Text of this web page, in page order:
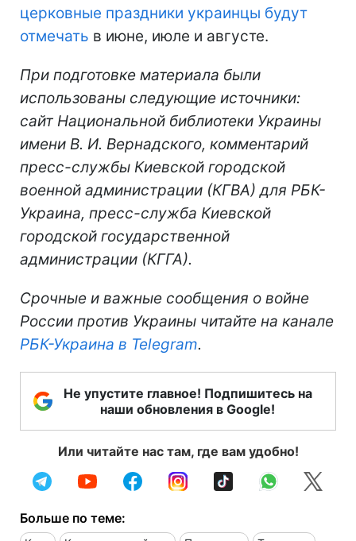
церковные праздники украинцы будут
отмечать в июне, июле и августе.
При подготовке материала были
использованы следующие источники:
сайт Национальной библиотеки Украины
имени В. И. Вернадского, комментарий
пресс-службы Киевской городской
военной администрации (КГВА) для РБК-
Украина, пресс-служба Киевской
городской государственной
администрации (КГГА).
Срочные и важные сообщения о войне
России против Украины читайте на канале
РБК-Украина в Telegram.
Не упустите главное! Подпишитесь на
наши обновления в Google!
Или читайте нас там, где вам удобно!
Больше по теме: